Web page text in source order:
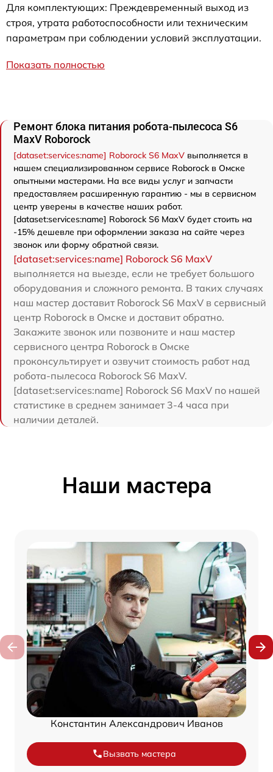
Для комплектующих: Преждевременный выход из
строя, утрата работоспособности или техническим
параметрам при соблюдении условий эксплуатации.
Показать полностью
Ремонт блока питания робота-пылесоса S6
MaxV Roborock
[dataset:services:name] Roborock S6 MaxV выполняется в
нашем специализированном сервисе Roborock в Омске
опытными мастерами. На все виды услуг и запчасти
предоставляем расширенную гарантию - мы в сервисном
центр уверены в качестве наших работ.
[dataset:services:name] Roborock S6 MaxV будет стоить на
-15% дешевле при оформлении заказа на сайте через
звонок или форму обратной связи.
[dataset:services:name] Roborock S6 MaxV
выполняется на выезде, если не требует большого
оборудования и сложного ремонта. В таких случаях
наш мастер доставит Roborock S6 MaxV в сервисный
центр Roborock в Омске и доставит обратно.
Закажите звонок или позвоните и наш мастер
сервисного центра Roborock в Омске
проконсультирует и озвучит стоимость работ над
робота-пылесоса Roborock S6 MaxV.
[dataset:services:name] Roborock S6 MaxV по нашей
статистике в среднем занимает 3-4 часа при
наличии деталей.
Наши мастера
Константин Александрович Иванов
Вызвать мастера